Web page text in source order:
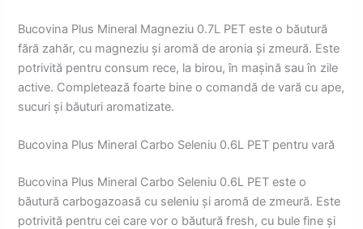
Bucovina Plus Mineral Magneziu 0.7L PET este o băutură
fără zahăr, cu magneziu și aromă de aronia și zmeură. Este
potrivită pentru consum rece, la birou, în mașină sau în zile
active. Completează foarte bine o comandă de vară cu ape,
sucuri și băuturi aromatizate.
Bucovina Plus Mineral Carbo Seleniu 0.6L PET pentru vară
Bucovina Plus Mineral Carbo Seleniu 0.6L PET este o
băutură carbogazoasă cu seleniu și aromă de zmeură. Este
potrivită pentru cei care vor o băutură fresh, cu bule fine și